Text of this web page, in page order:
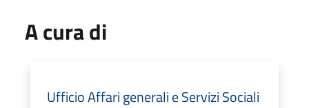
A cura di
Ufficio Affari generali e Servizi Sociali